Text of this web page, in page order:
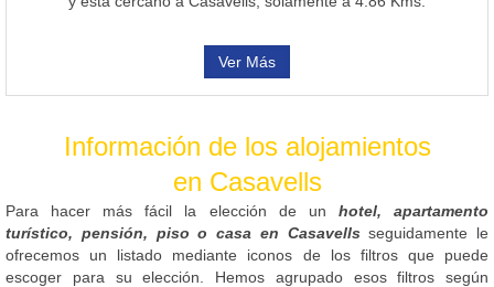
Ver Más
Información de los alojamientos
en Casavells
Para hacer más fácil la elección de un hotel, apartamento
turístico, pensión, piso o casa en Casavellsseguidamente le
ofrecemos un listado mediante iconos de los filtros que puede
escoger para su elección. Hemos agrupado esos filtros según